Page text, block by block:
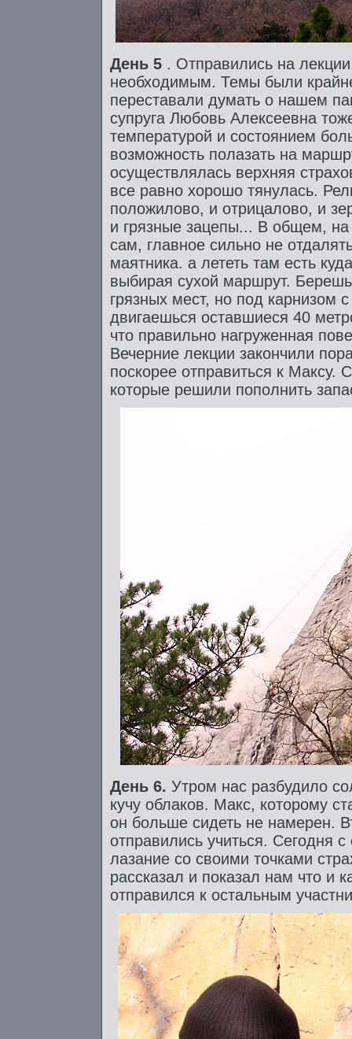
День 5 . Отправились на
необходимым. Темы были
переставали думать о нашем
супруга Любовь Алексеевна
температурой и состоянием
возможность полазать на
осуществлялась верхняя
все равно хорошо тянулась.
положилово, и отрицалово, и
и грязные зацепы... В общем,
сам, главное сильно не
маятника. а лететь там есть
выбирая сухой маршрут.
грязных мест, но под карнизом
двигаешься оставшиеся 40
что правильно нагруженная
Вечерние лекции закончили
поскорее отправиться к
которые решили пополнить
День 6. Утром нас разбудило
кучу облаков. Макс, которому
он больше сидеть не намерен.
отправились учиться. Сегодня
лазание со своими точками
рассказал и показал нам что и
отправился к остальным